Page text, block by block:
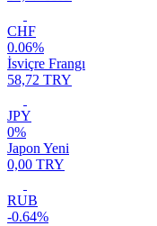
CHF
0.06%
İsviçre Frangı
58,72 TRY
JPY
0%
Japon Yeni
0,00 TRY
RUB
-0.64%